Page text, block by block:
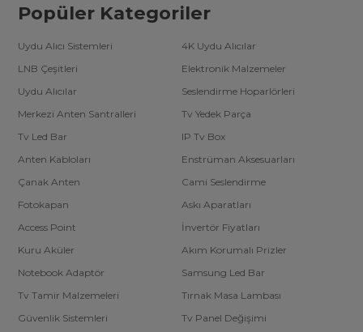
Popüler Kategoriler
Uydu Alıcı Sistemleri
4K Uydu Alıcılar
LNB Çeşitleri
Elektronik Malzemeler
Uydu Alıcılar
Seslendirme Hoparlörleri
Merkezi Anten Santralleri
Tv Yedek Parça
Tv Led Bar
IP Tv Box
Anten Kabloları
Enstrüman Aksesuarları
Çanak Anten
Cami Seslendirme
Fotokapan
Askı Aparatları
Access Point
İnvertör Fiyatları
Kuru Aküler
Akım Korumalı Prizler
Notebook Adaptör
Samsung Led Bar
Tv Tamir Malzemeleri
Tırnak Masa Lambası
Güvenlik Sistemleri
Tv Panel Değişimi